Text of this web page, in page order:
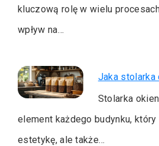
kluczową rolę w wielu
wpływ na…
Jaka stolarka
Stolarka
element każdego budynku, który
estetykę, ale także…